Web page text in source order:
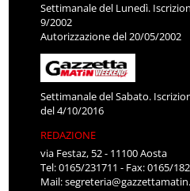
Settimanale del Lunedì.
9/2002
Autorizzazione del 20/05/2002
Settimanale del Sabato.
del 4/10/2016
REDAZIONE
via Festaz, 52 - 11100 Aosta
Tel: 0165/231711 - Fax: 0165/
Mail: